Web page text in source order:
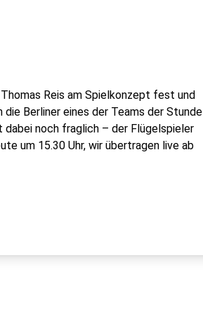
Reis am Spielkonzept fest und
Berliner eines der Teams der Stunde
dabei noch fraglich – der Flügelspieler
um 15.30 Uhr, wir übertragen live ab